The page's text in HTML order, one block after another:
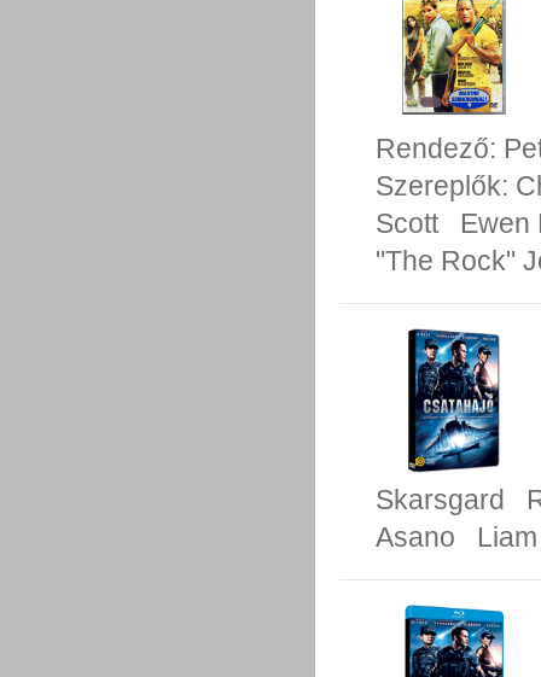
Rendező:
Szereplők:
Scott
Ewen
"The Rock"
Skarsgard
Asano